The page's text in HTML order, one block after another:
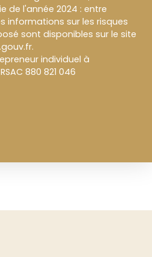
de l'année 2024 : entre
informations sur les risques
sont disponibles sur le site
individuel à
880 821 046